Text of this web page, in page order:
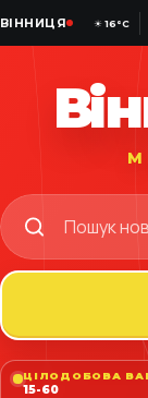
ВІННИЦЯ ☀16°C
ЦІЛОДОБОВА
15-60